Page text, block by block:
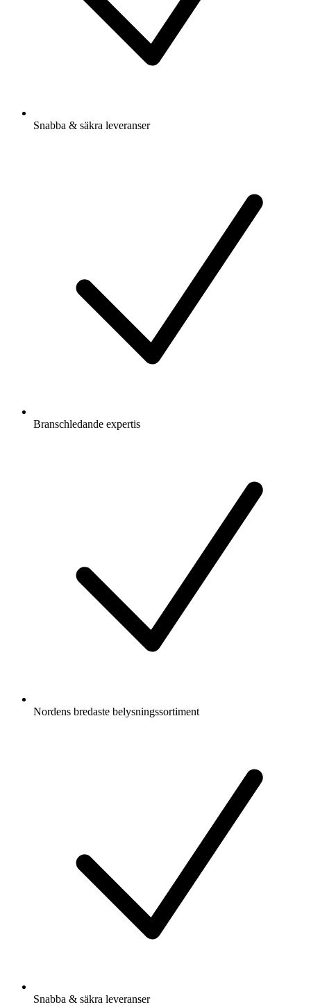
Snabba & säkra leveranser
Branschledande expertis
Nordens bredaste belysningssortiment
Snabba & säkra leveranser